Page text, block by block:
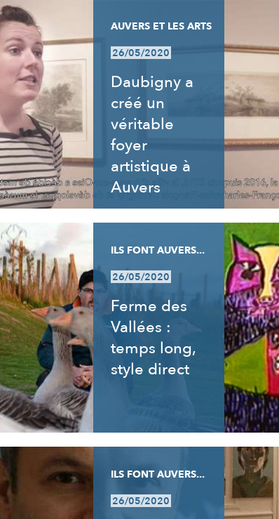
AUVERS ET LES ARTS
26/05/2020
Daubigny a
créé un
véritable
foyer
artistique à
Auvers
ILS FONT AUVERS...
26/05/2020
Ferme des
Vallées :
temps long,
style direct
ILS FONT AUVERS...
26/05/2020